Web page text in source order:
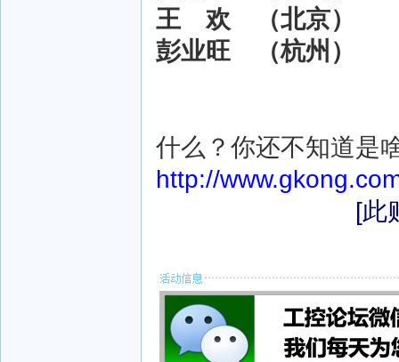
王 欢 （北京）
彭业旺 （杭州）
什么？你还不知道是
http://
[此